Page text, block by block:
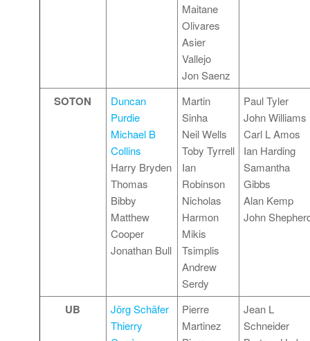
Maitane
Olivares
Asier
Vallejo
Jon Saenz
SOTON
Duncan
Purdie
Michael B
Collins
Harry Bryden
Thomas
Bibby
Matthew
Cooper
Jonathan Bull
Martin
Sinha
Neil Wells
Toby Tyrrell
Ian
Robinson
Nicholas
Harmon
Mikis
Tsimplis
Andrew
Serdy
Paul Tyler
John Williams
Carl L Amos
Ian Harding
Samantha
Gibbs
Alan Kemp
John
UB
Jörg Schäfer
Thierry
Pierre
Martinez
Jean L
Schneider